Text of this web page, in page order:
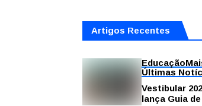
Artigos Recentes
Educação
Últimas
Vestibular
lança Guia